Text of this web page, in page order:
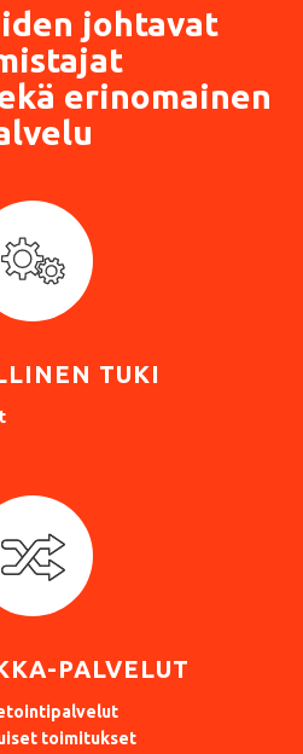
johtavat
erinomainen
TUKI
PALVELUT
toimitukset